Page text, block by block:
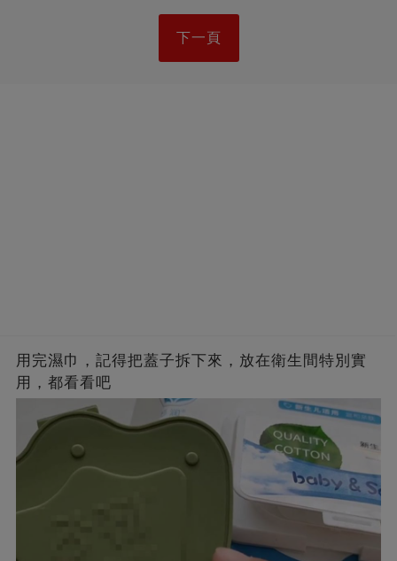
下一頁
用完濕巾，記得把蓋子拆下來，放在衛生間特別實
用，都看看吧